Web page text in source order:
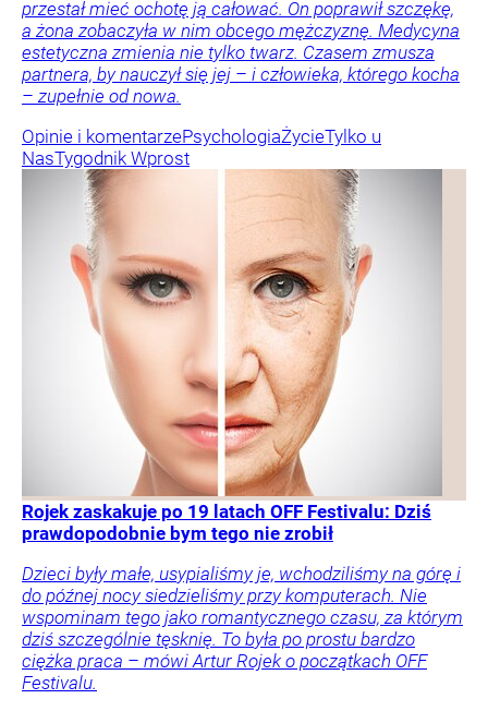
przestał mieć ochotę ją całować. On poprawił szczękę,
a żona zobaczyła w nim obcego mężczyznę. Medycyna
estetyczna zmienia nie tylko twarz. Czasem zmusza
partnera, by nauczył się jej – i człowieka, którego kocha
– zupełnie od nowa.
Opinie i komentarzePsychologiaŻycieTylko u
NasTygodnik Wprost
Rojek zaskakuje po 19 latach OFF Festivalu: Dziś
prawdopodobnie bym tego nie zrobił
Dzieci były małe, usypialiśmy je, wchodziliśmy na górę i
do późnej nocy siedzieliśmy przy komputerach. Nie
wspominam tego jako romantycznego czasu, za którym
dziś szczególnie tęsknię. To była po prostu bardzo
ciężka praca – mówi Artur Rojek o początkach OFF
Festivalu.